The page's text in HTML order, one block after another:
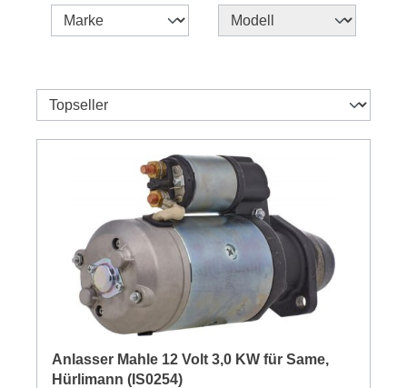
Anlasser Mahle 12 Volt 3,0 KW für Same,
Hürlimann (IS0254)